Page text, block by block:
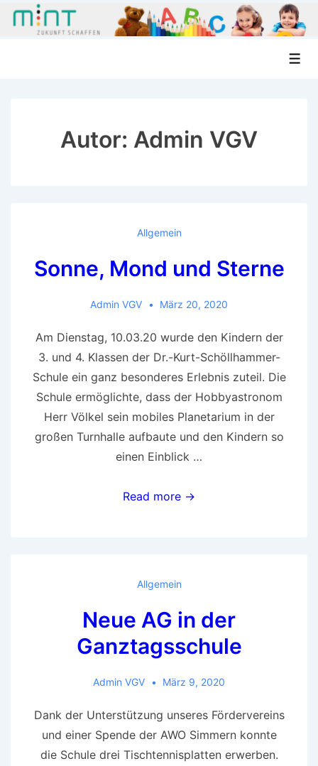
Autor: Admin VGV
Allgemein
Sonne, Mond und Sterne
Admin VGV März 20, 2020
Am Dienstag, 10.03.20 wurde den Kindern der
3. und 4. Klassen der Dr.-Kurt-Schöllhammer-
Schule ein ganz besonderes Erlebnis zuteil. Die
Schule ermöglichte, dass der Hobbyastronom
Herr Völkel sein mobiles Planetarium in der
großen Turnhalle aufbaute und den Kindern so
einen Einblick …
Sonne,
Read more →
Allgemein
Neue AG in der
Ganztagsschule
Admin VGV März 9, 2020
Dank der Unterstützung unseres Fördervereins
und einer Spende der AWO Simmern konnte
die Schule drei Tischtennisplatten erwerben.